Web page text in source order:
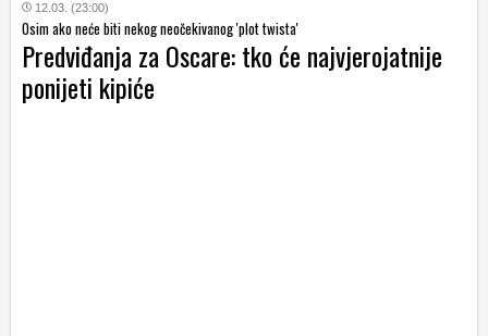
12.03. (23:00)
Osim ako neće biti nekog neočekivanog 'plot twista'
Predviđanja za Oscare: tko će najvjerojatnije
ponijeti kipiće